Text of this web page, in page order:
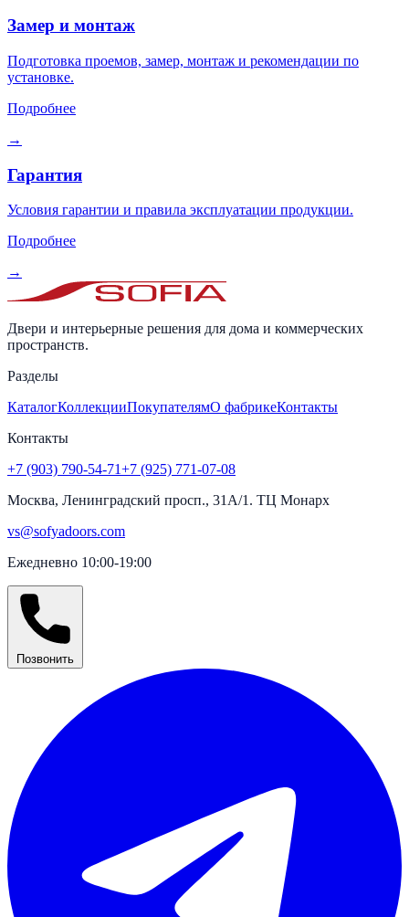
Замер и монтаж
Подготовка проемов, замер, монтаж и рекомендации по
установке.
Подробнее
→
Гарантия
Условия гарантии и правила эксплуатации продукции.
Подробнее
→
Двери и интерьерные решения для дома и коммерческих
пространств.
Разделы
КаталогКоллекцииПокупателямО фабрикеКонтакты
Контакты
+7 (903) 790-54-71+7 (925) 771-07-08
Москва, Ленинградский просп., 31А/1. ТЦ Монарх
vs@sofyadoors.com
Ежедневно 10:00-19:00
Позвонить